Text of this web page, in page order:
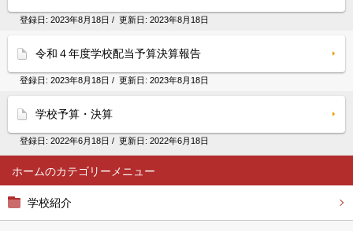
ホーム
学校紹介
登録日: 2023年8月18日 / 更新日: 2023年8月18日
令和４年度学校配当予算決算報告
登録日: 2023年8月18日 / 更新日: 2023年8月18日
学校予算・決算
登録日: 2022年6月18日 / 更新日: 2022年6月18日